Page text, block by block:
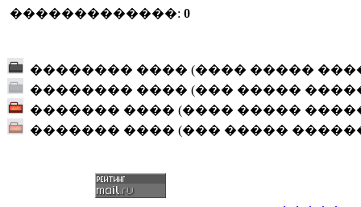
�������������: 0
�������� ���� (���� �����
�������� ���� (��� �����
������� ���� (���� �����
������� ���� (��� �����